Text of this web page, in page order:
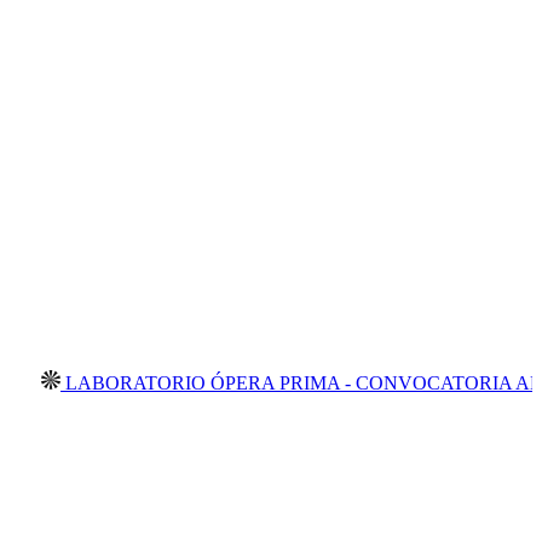
ÓPERA PRIMA - CONVOCATORIA ABIERTA